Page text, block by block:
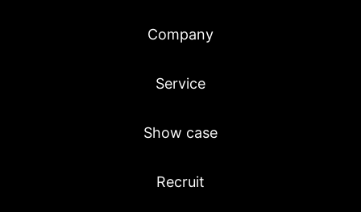
Company
Service
Show case
Recruit